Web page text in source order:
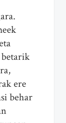
ere
behar